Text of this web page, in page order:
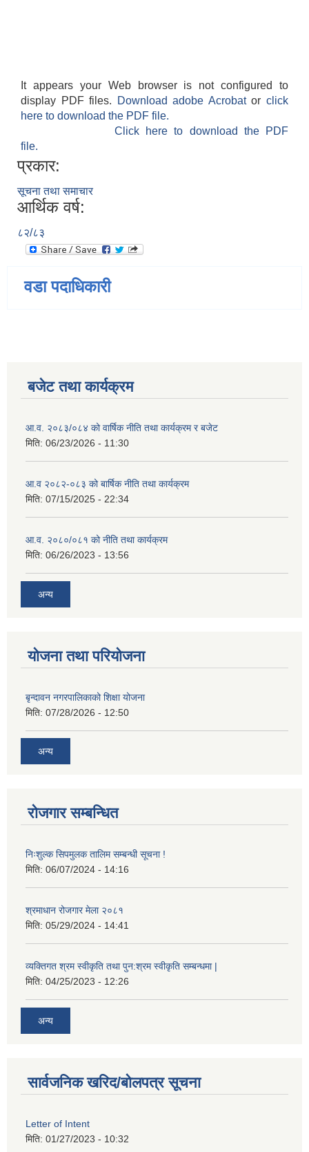
It appears your Web browser is not configured to
display PDF files.
Download adobe Acrobatorclick
here to download the PDF file.
Click here to download the PDF
file.
प्रकार:
सूचना तथा समाचार
आर्थिक वर्ष:
८२/८३
वडा पदाधिकारी
बजेट तथा कार्यक्रम
आ.व. २०८३/०८४ को वार्षिक नीति तथा कार्यक्रम र बजेट
मिति: 06/23/2026 - 11:30
आ.व २०८२-०८३ को बार्षिक नीति तथा कार्यक्रम
मिति: 07/15/2025 - 22:34
आ.व. २०८०/०८१ को नीति तथा कार्यक्रम
मिति: 06/26/2023 - 13:56
अन्य
योजना तथा परियोजना
बृन्दावन नगरपालिकाको शिक्षा योजना
मिति: 07/28/2026 - 12:50
अन्य
रोजगार सम्बन्धित
निःशुल्क सिपमुलक तालिम सम्बन्धी सूचना !
मिति: 06/07/2024 - 14:16
श्रमाधान रोजगार मेला २०८१
मिति: 05/29/2024 - 14:41
व्यक्तिगत श्रम स्वीकृति तथा पुन:श्रम स्वीकृति सम्बन्धमा |
मिति: 04/25/2023 - 12:26
अन्य
सार्वजनिक खरिद/बोलपत्र सूचना
Letter of Intent
मिति: 01/27/2023 - 10:32